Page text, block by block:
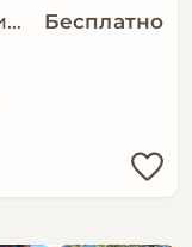
Дуже гарний і розумний цуцик мріє про родину! Бесплатно